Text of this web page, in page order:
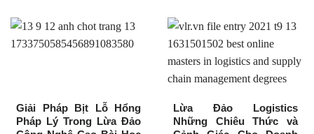
Giải Pháp Bịt Lỗ Hổng
Pháp Lý Trong Lừa Đảo
Lừa Đảo Logistics
Những Chiêu Thức và